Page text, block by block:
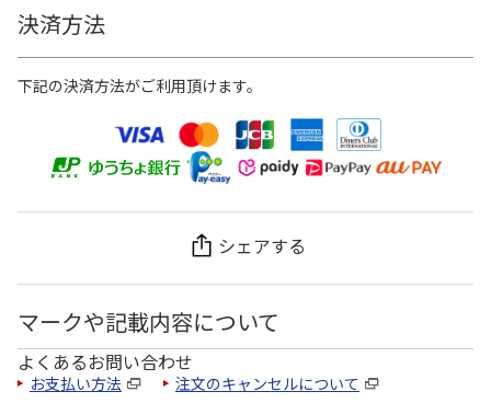
決済方法
下記の決済方法がご利用頂けます。
シェアする
マークや記載内容について
よくあるお問い合わせ
お支払い方法 注文のキャンセルについて